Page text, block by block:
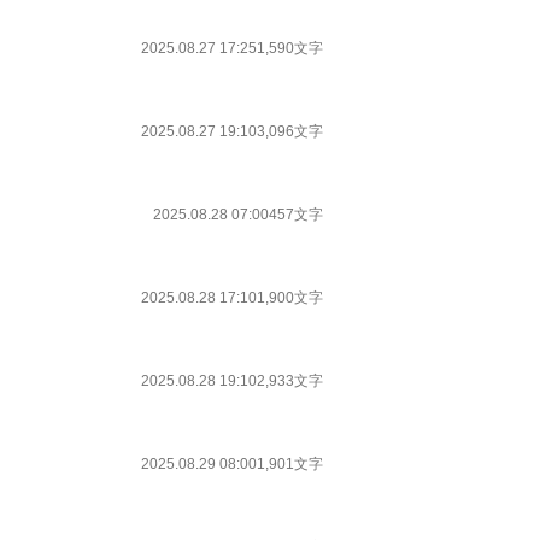
2025.08.27 17:251,590文字
2025.08.27 19:103,096文字
2025.08.28 07:00457文字
2025.08.28 17:101,900文字
2025.08.28 19:102,933文字
2025.08.29 08:001,901文字